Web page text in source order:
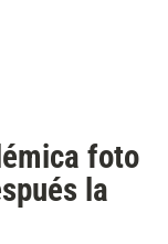
foto
la